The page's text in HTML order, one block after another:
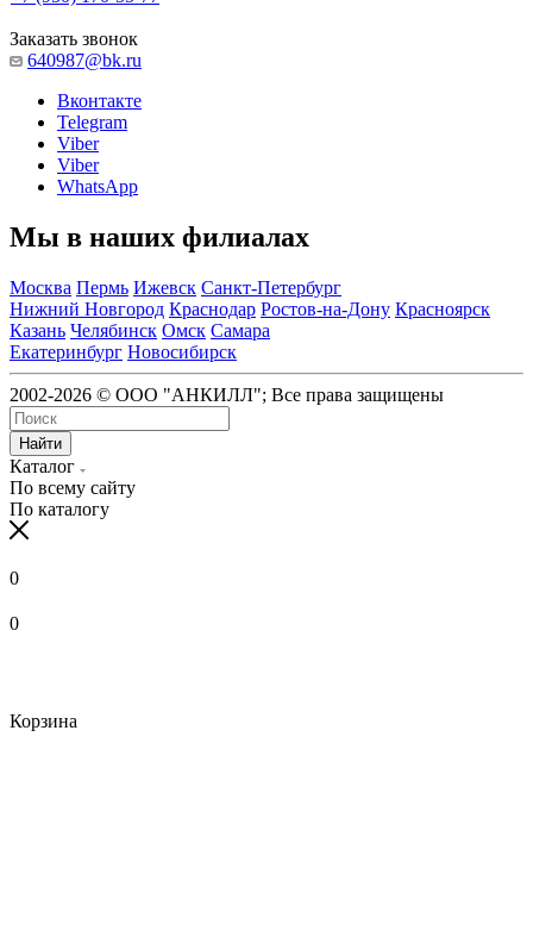
Заказать звонок
640987@bk.ru
Вконтакте
Telegram
Viber
Viber
WhatsApp
Мы в наших филиалах
Москва Пермь Ижевск Санкт-Петербург
Нижний Новгород Краснодар Ростов-на-Дону Красноярск
Казань Челябинск Омск Самара
Екатеринбург Новосибирск
2002-2026 © ООО "АНКИЛЛ"; Все права защищены
Найти
Каталог
По всему сайту
По каталогу
0
0
Корзина